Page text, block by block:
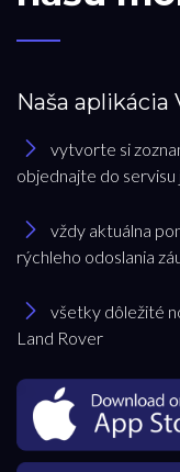
Značka
Volvo
Model
Pobočka
Naša aplikácia
vytvorte si
objednajte do
vždy aktuálna
rýchleho odoslania
všetky dôležité
Land Rover